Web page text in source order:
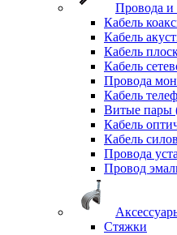
Провода и
Кабель
Кабель
Кабель
Кабель
Провода
Кабель
Витые пары
Кабель
Кабель
Провода
Провод
Стяжки